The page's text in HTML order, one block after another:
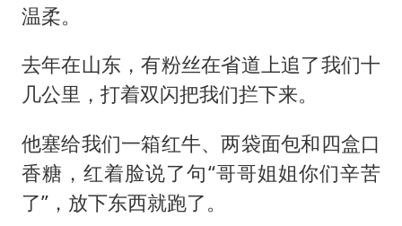
温柔。
去年在山东，有粉丝在省道上追了我们十
几公里，打着双闪把我们拦下来。
他塞给我们一箱红牛、两袋面包和四盒口
香糖，红着脸说了句“哥哥姐姐你们辛苦
了”，放下东西就跑了。